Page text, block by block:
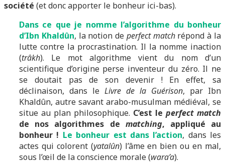
société (et donc apporter le bonheur ici-bas).
Dans ce que je nomme l’algorithme du bonheur
d’Ibn Khaldûn, la notion de perfect match répond à la
lutte contre la procrastination. Il la nomme inaction
(trâkh). Le mot algorithme vient du nom d’un
scientifique d’origine perse inventeur du zéro. Il ne
se doutait pas de son devenir ! En effet, sa
déclinaison, dans le Livre de la Guérison, par Ibn
Khaldûn, autre savant arabo-musulman médiéval, se
situe au plan philosophique. C’est le perfect match
de nos algorithmes de matching, appliqué au
bonheur ! Le bonheur est dans l’action, dans les
actes qui colorent (yatalûn) l’âme en bien ou en mal,
sous l’œil de la conscience morale (wara’a).